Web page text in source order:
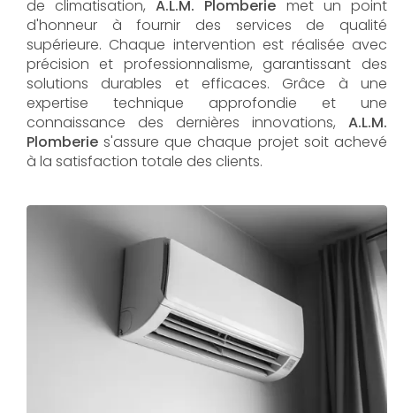
de climatisation,A.L.M. Plomberie met un point
d'honneur à fournir des services de qualité
supérieure. Chaque intervention est réalisée avec
précision et professionnalisme, garantissant des
solutions durables et efficaces. Grâce à une
expertise technique approfondie et une
connaissance des dernières innovations, A.L.M.
Plomberie s'assure que chaque projet soit achevé
à la satisfaction totale des clients.